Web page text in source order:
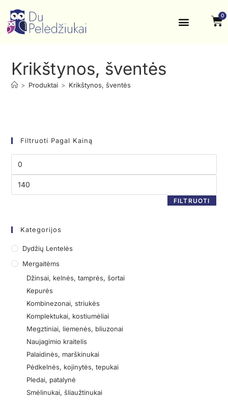
0
Krikštynos, šventės
> Produktai > Krikštynos, šventės
Filtruoti Pagal Kainą
FILTRUOTI
Kategorijos
Dydžių Lentelės
Mergaitėms
Džinsai, kelnės, tamprės, šortai
Kepurės
Kombinezonai, striukės
Komplektukai, kostiumėliai
Megztiniai, liemenės, bliuzonai
Naujagimio kraitelis
Palaidinės, marškinukai
Pėdkelnės, kojinytės, tepukai
Pledai, patalynė
Smėlinukai, šliaužtinukai